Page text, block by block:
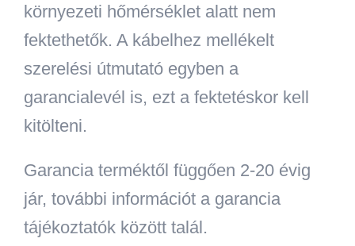
környezeti hőmérséklet alatt nem
fektethetők. A kábelhez mellékelt
szerelési útmutató egyben a
garancialevél is, ezt a fektetéskor kell
kitölteni.
Garancia terméktől függően 2-20 évig
jár, további információt a garancia
tájékoztatók között talál.